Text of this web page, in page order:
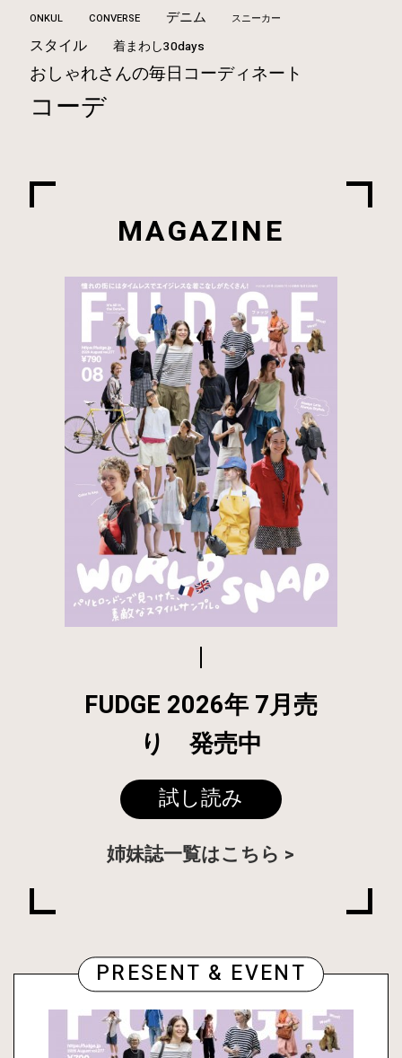
ONKUL CONVERSE デニム スニーカー
スタイル 着まわし30days
おしゃれさんの毎日コーディネート
コーデ
MAGAZINE
FUDGE 2026年 7月売
り 発売中
試し読み
姉妹誌一覧はこちら
PRESENT & EVENT